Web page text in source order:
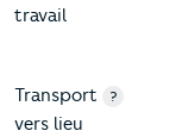
travail
Transport
vers lieu
?